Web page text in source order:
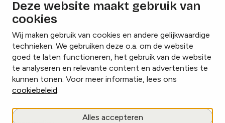
Deze website maakt gebruik van
cookies
Wij maken gebruik van cookies en andere gelijkwaardige
technieken. We gebruiken deze o.a. om de website
goed te laten functioneren, het gebruik van de website
te analyseren en relevante content en advertenties te
kunnen tonen. Voor meer informatie, lees ons
cookiebeleid.
Alles accepteren
Lees onze Festival Specials
InstagramFacebookLinkedIn
Cookies beheren